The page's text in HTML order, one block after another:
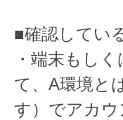
■確認してい
・端末もし
て、A環境と
す）でアカ